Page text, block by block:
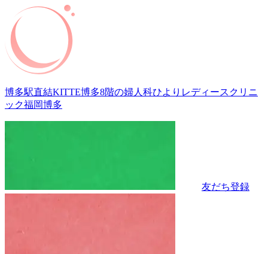
博多駅直結KITTE博多8階の婦人科ひよりレディースクリニ
ック福岡博多
友だち登録